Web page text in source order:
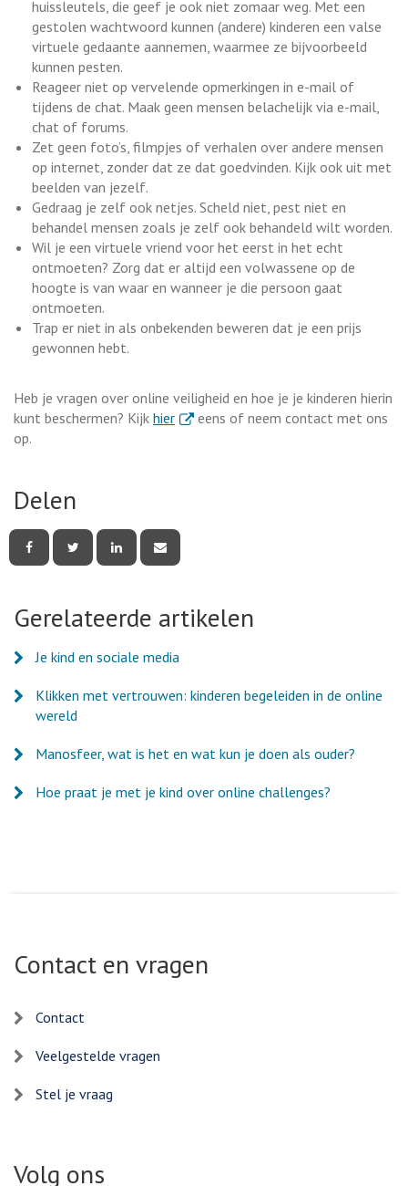
huissleutels, die geef je ook niet zomaar weg. Met een
gestolen wachtwoord kunnen (andere) kinderen een valse
virtuele gedaante aannemen, waarmee ze bijvoorbeeld
kunnen pesten.
Reageer niet op vervelende opmerkingen in e-mail of
tijdens de chat. Maak geen mensen belachelijk via e-mail,
chat of forums.
Zet geen foto’s, filmpjes of verhalen over andere mensen
op internet, zonder dat ze dat goedvinden. Kijk ook uit met
beelden van jezelf.
Gedraag je zelf ook netjes. Scheld niet, pest niet en
behandel mensen zoals je zelf ook behandeld wilt worden.
Wil je een virtuele vriend voor het eerst in het echt
ontmoeten? Zorg dat er altijd een volwassene op de
hoogte is van waar en wanneer je die persoon gaat
ontmoeten.
Trap er niet in als onbekenden beweren dat je een prijs
gewonnen hebt.
Heb je vragen over online veiligheid en hoe je je kinderen hierin
kunt beschermen? Kijk hier. Externe link
eens of neem contact met ons
op.
Delen
deze deze deze deze
mail
Gerelateerde artikelen
Je kind en sociale media
Klikken met vertrouwen: kinderen begeleiden in de online
wereld
Manosfeer, wat is het en wat kun je doen als ouder?
Hoe praat je met je kind over online challenges?
Contact en vragen
Contact
Veelgestelde vragen
Stel je vraag
Volg ons